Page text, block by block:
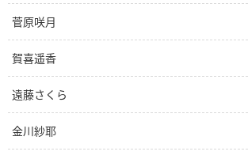
菅原咲月
賀喜遥香
遠藤さくら
金川紗耶